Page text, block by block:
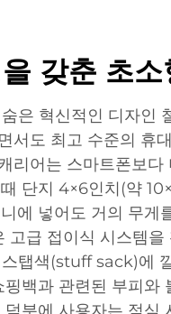
갖춘 초소
은 혁신적인 디자인
서도 최고 수준의 휴
리어는 스마트폰보다
단지 4×6인치(약
에 넣어도 거의 무게
고급 접이식 시스템
탭색(stuff sack)에
백과 관련된 부피와